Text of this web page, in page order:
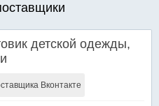
детской одежды,
Вконтакте